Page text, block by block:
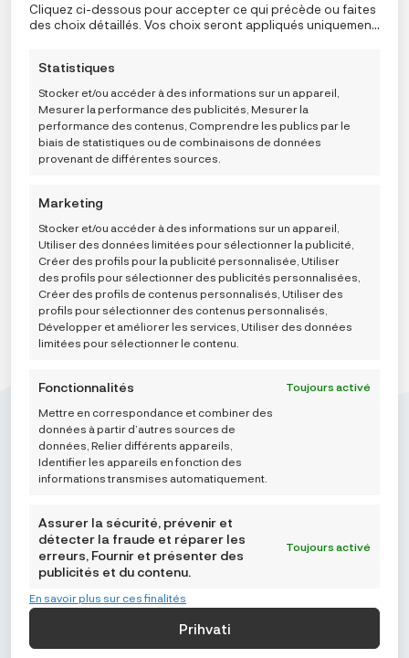
l’appareil. Le consentement à ces technologies nous
permettra, ainsi qu’à nos partenaires, de traiter des
données personnelles telles que le comportement de
publicités (non-) personnalisées. Ne pas consentir ou
fonctionnalités et fonctions.
Cliquez ci-dessous pour accepter ce qui précède ou faites
des choix détaillés. Vos choix seront appliqués uniquement
utilisant les boutons de la politique de cookies, ou en
cliquant sur l’onglet de gestion du consentement en bas de
l’écran.
Statistiques
Stocker et/ou accéder à des informations sur un appareil,
Mesurer la performance des publicités, Mesurer la
performance des contenus, Comprendre les publics par le
biais de statistiques ou de combinaisons de données
provenant de différentes sources.
Marketing
Stocker et/ou accéder à des informations sur un appareil,
Utiliser des données limitées pour sélectionner la publicité,
Créer des profils pour la publicité personnalisée, Utiliser
des profils pour sélectionner des publicités personnalisées,
Créer des profils de contenus personnalisés, Utiliser des
profils pour sélectionner des contenus personnalisés,
Développer et améliorer les services, Utiliser des données
limitées pour sélectionner le contenu.
Fonctionnalités
Toujours activé
Mettre en correspondance et combiner des
données à partir d’autres sources de
données, Relier différents appareils,
Identifier les appareils en fonction des
informations transmises automatiquement.
Assurer la sécurité, prévenir et
détecter la fraude et réparer les
erreurs, Fournir et présenter des
publicités et du contenu.
Toujours activé
En savoir plus sur ces finalités
Prihvati
Ergobaby Evolve ležaljka 3u1
199,90€
AJOUTER AU PANIER
Mikroedra d.o.o.
info@najnaj.eu
TIPS